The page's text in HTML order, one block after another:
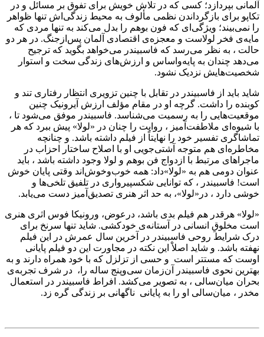
آلمانی بپردازد؛ کسی که در تلاش خویش برای تفوق بر مسائل و در
تکاپو برای بازگرداندن نظمی مألوف به محیط زندگی‌اش تنها ظواهر
را نمی‌بیند؛ ویژگی‌ای که فون بوهم را بدل می‌کند به تنها مردی که
مایه‌ی فخر لولاست و معجزه‌ی اقتصادی آلمان پس‌ازجنگ. در هر دو
حالت ، به نظر می‌رسد که فاسبیندر می‌خواهد بگوید که ترجیح
می‌دهد چندان به پایه‌واساس و ارزش‌های زندگی سخت و استوار
شخصیت‌هایش نزدیک نشود.
شاید باید از فاسبیندر در تقابل با چنین تزویری انتظار رفتاری تند و
کوبنده را داشت. گرچه او در مقام مؤلف ارزش آیرونیک چنین
موقعیت‌هایی را به رسمیت می‌شناسد. فاسبیندر موفق می‌شود تا ،
با شیوه‌ای ملاطفت‌آمیز ، روایت را چنان در «لولا» پیش ببرد که هر
تماشاگری تفسیر خود را نهایتاً از فیلم داشته باشد. و چنانچه
مخاطره‌ای هم متوجه آشتی‌جویی او با اصلاح ساختار احزاب در
ماجراهای مرتبط با ازدواج فن بوهم و لولا وجود داشته باشد ، باید
عنوان دومی هم به «لولا»داد: همه خوب‌وخوش‌اند وقتی پایان خوش
است! فاسبیندر ، که توانایی شکسپیرواری در تلفیق تلخی‌ها و
خوشی دارد ، در«لولا»، به حد اثر هنری تصدیق‌آمیز دست می‌یابد.
«لولا» هرقدر هم فیلم بدی باشد، درعوض، ورونیکا فوس اثری هنری
است مخلوقِ انسانی در آستانه‌ی خودکشی. شاید تنها سرنخ برای
درک شرایط روحی فاسبیندر در آخرین سال عمرش در این فیلم
نهفته باشد. و شاید اصلاْ این نکته در مجاورت این دو فیلم پایانی
اوست که مستتر است و حسی از تزلزل که با خود همراه دارند و به
بهترین نحوی فاسبیندر آن‌زمان سی‌وپنج ساله را، در شرف تجربه‌ی
بحران میان‌سالی ، به تصویر می‌کشد. افراط فاسبیندر در استعمال
مخدر ، میان‌سالی او را به پایانی ناگهانی بر زندگی گره زد.